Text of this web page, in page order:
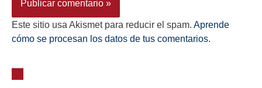
Este sitio usa Akismet para reducir el spam. Aprende
cómo se procesan los datos de tus comentarios.